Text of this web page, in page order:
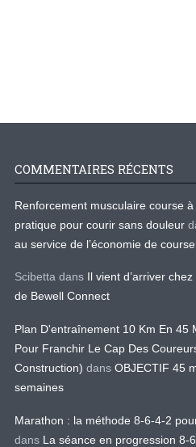
COMMENTAIRES RÉCENTS
Renforcement musculaire course
pratique pour courir sans douleur
au service de l’économie de course
Scibetta dans Il vient d’arriver
de Bewell Connect
Plan D'entraînement 10 Km En 45
Pour Franchir Le Cap Des
Construction) dans OBJECTIF 45
semaines
Marathon : la méthode 8-6-4-2
dans La séance en progression 8-